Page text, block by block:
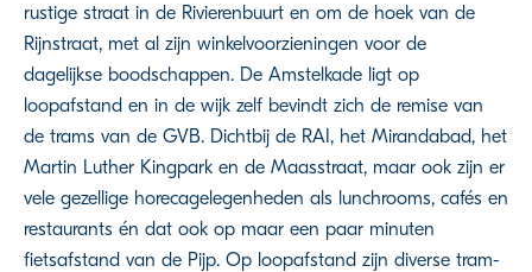
rustige straat in de Rivierenbuurt en om de hoek van de
Rijnstraat, met al zijn winkelvoorzieningen voor de
dagelijkse boodschappen. De Amstelkade ligt op
loopafstand en in de wijk zelf bevindt zich de remise van
de trams van de GVB. Dichtbij de RAI, het Mirandabad, het
Martin Luther Kingpark en de Maasstraat, maar ook zijn er
vele gezellige horecagelegenheden als lunchrooms, cafés en
restaurants én dat ook op maar een paar minuten
fietsafstand van de Pijp. Op loopafstand zijn diverse tram-